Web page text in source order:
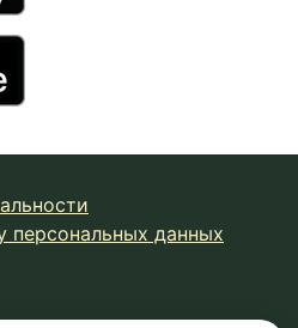
персональных данных